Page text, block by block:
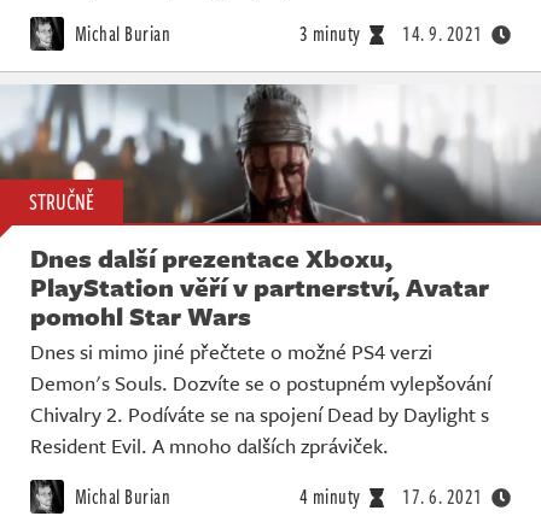
Michal Burian 3 minuty 14. 9. 2021
STRUČNĚ
Dnes další prezentace Xboxu,
PlayStation věří v partnerství, Avatar
pomohl Star Wars
Dnes si mimo jiné přečtete o možné PS4 verzi
Demon's Souls. Dozvíte se o postupném vylepšování
Chivalry 2. Podíváte se na spojení Dead by Daylight s
Resident Evil. A mnoho dalších zpráviček.
Michal Burian 4 minuty 17. 6. 2021